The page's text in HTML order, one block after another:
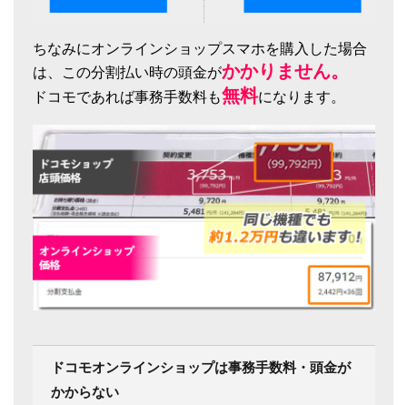
ちなみにオンラインショップスマホを購入した場合
は、この分割払い時の頭金がかかりません。
ドコモであれば事務手数料も無料になります。
ドコモオンラインショップは事務手数料・頭金が
かからない